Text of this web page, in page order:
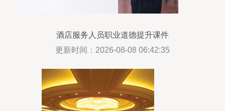
酒店服务人员职业道德提升课件
更新时间：2026-08-08 06:42:35